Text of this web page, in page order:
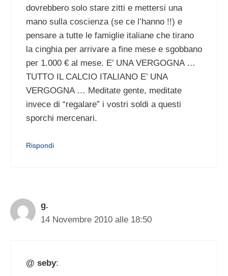
dovrebbero solo stare zitti e mettersi una
mano sulla coscienza (se ce l’hanno !!) e
pensare a tutte le famiglie italiane che tirano
la cinghia per arrivare a fine mese e sgobbano
per 1.000 € al mese. E’ UNA VERGOGNA …
TUTTO IL CALCIO ITALIANO E’ UNA
VERGOGNA … Meditate gente, meditate
invece di “regalare” i vostri soldi a questi
sporchi mercenari.
Rispondi
g.
14 Novembre 2010 alle 18:50
@ seby: